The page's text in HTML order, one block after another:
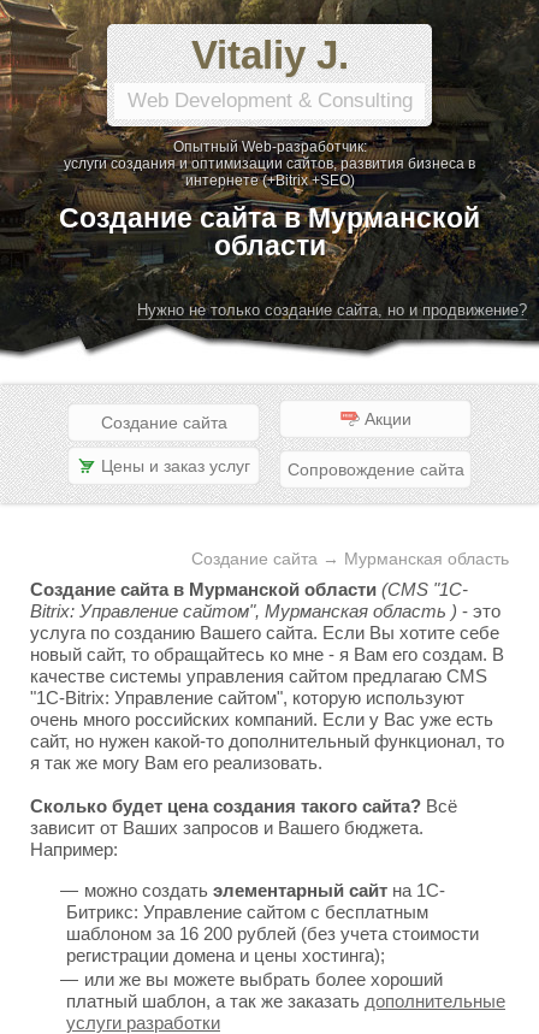
Vitaliy J.
Web Development & Consulting
Опытный Web-разработчик:
услуги создания и оптимизации сайтов, развития бизнеса в
интернете (+Bitrix +SEO)
Создание сайта в Мурманской
области
Нужно не только создание сайта, но и продвижение?
Создание сайта Акции
Цены и заказ услуг Сопровождение сайта
Создание сайта → Мурманская область
Создание сайта в Мурманской области (CMS "1C-
Bitrix: Управление сайтом", Мурманская область ) - это
услуга по созданию Вашего сайта. Если Вы хотите себе
новый сайт, то обращайтесь ко мне - я Вам его создам. В
качестве системы управления сайтом предлагаю CMS
"1C-Bitrix: Управление сайтом", которую используют
очень много российских компаний. Если у Вас уже есть
сайт, но нужен какой-то дополнительный функционал, то
я так же могу Вам его реализовать.
Сколько будет цена создания такого сайта? Всё
зависит от Ваших запросов и Вашего бюджета.
Например:
можно создать элементарный сайт на 1С-
Битрикс: Управление сайтом с бесплатным
шаблоном за 16 200 рублей (без учета стоимости
регистрации домена и цены хостинга);
или же вы можете выбрать более хороший
платный шаблон, а так же заказать дополнительные
услуги разработки